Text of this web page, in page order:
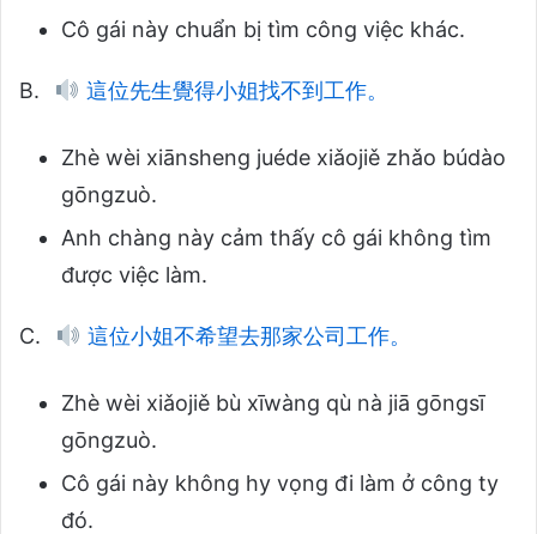
Cô gái này chuẩn bị tìm công việc khác.
B. 這位先生覺得小姐找不到工作。
Zhè wèi xiānsheng juéde xiǎojiě zhǎo búdào
gōngzuò.
Anh chàng này cảm thấy cô gái không tìm
được việc làm.
C. 這位小姐不希望去那家公司工作。
Zhè wèi xiǎojiě bù xīwàng qù nà jiā gōngsī
gōngzuò.
Cô gái này không hy vọng đi làm ở công ty
đó.